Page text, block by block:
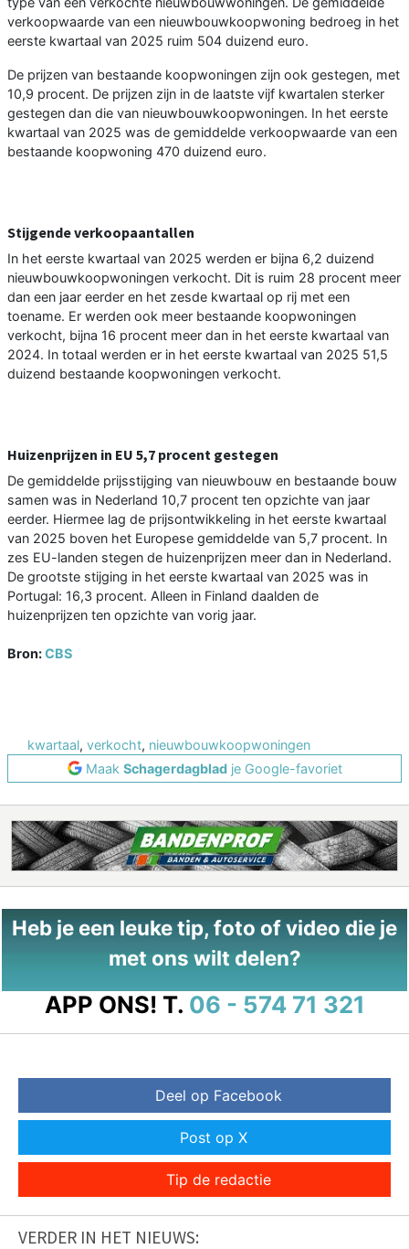
verkoopwaarde van een nieuwbouwkoopwoning bedroeg in het
eerste kwartaal van 2025 ruim 504 duizend euro.
De prijzen van bestaande koopwoningen zijn ook gestegen, met
10,9 procent. De prijzen zijn in de laatste vijf kwartalen sterker
gestegen dan die van nieuwbouwkoopwoningen. In het eerste
kwartaal van 2025 was de gemiddelde verkoopwaarde van een
bestaande koopwoning 470 duizend euro.
Stijgende verkoopaantallen
In het eerste kwartaal van 2025 werden er bijna 6,2 duizend
nieuwbouwkoopwoningen verkocht. Dit is ruim 28 procent meer
dan een jaar eerder en het zesde kwartaal op rij met een
toename. Er werden ook meer bestaande koopwoningen
verkocht, bijna 16 procent meer dan in het eerste kwartaal van
2024. In totaal werden er in het eerste kwartaal van 2025 51,5
duizend bestaande koopwoningen verkocht.
Huizenprijzen in EU 5,7 procent gestegen
De gemiddelde prijsstijging van nieuwbouw en bestaande bouw
samen was in Nederland 10,7 procent ten opzichte van jaar
eerder. Hiermee lag de prijsontwikkeling in het eerste kwartaal
van 2025 boven het Europese gemiddelde van 5,7 procent. In
zes EU-landen stegen de huizenprijzen meer dan in Nederland.
De grootste stijging in het eerste kwartaal van 2025 was in
Portugal: 16,3 procent. Alleen in Finland daalden de
huizenprijzen ten opzichte van vorig jaar.
Bron:CBS
kwartaal, verkocht, nieuwbouwkoopwoningen
Maak Schagerdagbladje Google-favoriet
Heb je een leuke tip, foto of video die je
met ons wilt delen?
APP ONS! T. 06 - 574 71 321
Deel op Facebook
Post op X
Tip de redactie
VERDER IN HET NIEUWS: